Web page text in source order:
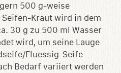
500 g-weise
Kraut wird in dem
30 g zu 500 ml Wasser
wird, um seine Lauge
Fluessig-Seife
Bedarf variiert werden